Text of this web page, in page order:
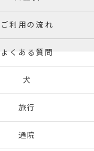
ご利用の流れ
よくある質問
犬
旅行
通院